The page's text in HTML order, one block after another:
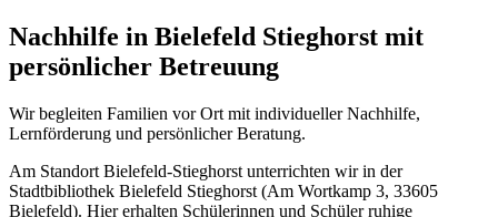
Nachhilfe in Bielefeld Stieghorst mit
persönlicher Betreuung
Wir begleiten Familien vor Ort mit individueller Nachhilfe,
Lernförderung und persönlicher Beratung.
Am Standort Bielefeld-Stieghorst unterrichten wir in der
Stadtbibliothek Bielefeld Stieghorst (Am Wortkamp 3, 33605
Bielefeld). Hier erhalten Schülerinnen und Schüler ruhige